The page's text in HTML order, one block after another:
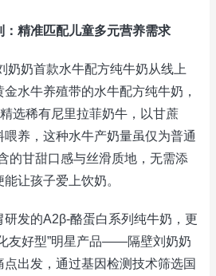
：精准匹配儿童多元营养需求
奶首款水牛配方纯牛奶从线上
水牛养殖带的水牛配方纯牛奶，
选稀有尼里拉菲奶牛，以甘蔗
养，这种水牛产奶量虽仅为普通
的甘甜口感与丝滑质地，无需添
让孩子爱上饮奶。
发的A2β-酪蛋白系列纯牛奶，更
友好型”明星产品——隔壁刘奶奶
出发，通过基因检测技术筛选国